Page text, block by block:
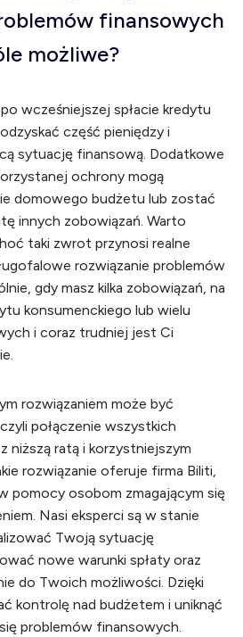
finansowych
możliwe?
wcześniejszej spłacie kredytu
część pieniędzy i
sytuację finansową. Dodatkowe
ochrony mogą
domowego budżetu lub zostać
innych zobowiązań. Warto
taki zwrot przynosi realne
rozwiązanie problemów
gdy masz kilka zobowiązań, na
konsumenckiego lub wielu
i coraz trudniej jest Ci
rozwiązaniem może być
połączenie wszystkich
niższą ratą i korzystniejszym
rozwiązanie oferuje firma Biliti,
pomocy osobom zmagającym się
Nasi eksperci są w stanie
Twoją sytuację
nowe warunki spłaty oraz
do Twoich możliwości. Dzięki
kontrolę nad budżetem i uniknąć
problemów finansowych.